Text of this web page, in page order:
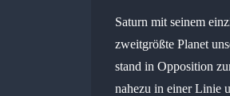
Saturn mit seinem
zweitgrößte Planet
stand in Opposition
nahezu in einer Linie